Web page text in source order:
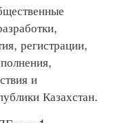
регистрации,
и
Казахстан.